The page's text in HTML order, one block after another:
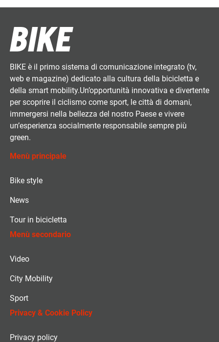
BIKE è il primo sistema di comunicazione integrato (tv,
web e magazine) dedicato alla cultura della bicicletta e
della smart mobility.Un’opportunità innovativa e divertente
per scoprire il ciclismo come sport, le città di domani,
immergersi nella bellezza del nostro Paese e vivere
un’esperienza socialmente responsabile sempre più
green.
Menù principale
Bike style
News
Tour in bicicletta
Menù secondario
Video
City Mobility
Sport
Privacy & Cookie Policy
Privacy policy